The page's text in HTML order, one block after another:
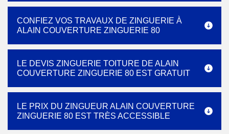
CONFIEZ VOS TRAVAUX DE ZINGUERIE À
ALAIN COUVERTURE ZINGUERIE 80
LE DEVIS ZINGUERIE TOITURE DE ALAIN
COUVERTURE ZINGUERIE 80 EST GRATUIT
LE PRIX DU ZINGUEUR ALAIN COUVERTURE
ZINGUERIE 80 EST TRÈS ACCESSIBLE